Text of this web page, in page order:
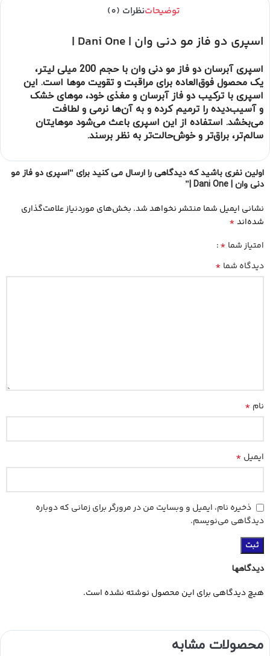
توضیحاتنظرات (0)
اسپری دو فاز مو دنی وان | Dani One |
اسپری آبرسان دو فاز مو دنی وان با حجم 200 میلی لیتر،
یک محصول فوق‌العاده برای مراقبت و تقویت موها است. این
اسپری با ترکیب دو فاز آبرسان و مغذی خود، موهای خشک
و آسیب‌دیده را ترمیم کرده و به آن‌ها نرمی و لطافت
می‌بخشد. استفاده از این اسپری باعث می‌شود موهایتان
سالم‌تر، براق‌تر و خوش‌حالت‌تر به نظر برسند.
دیدگاهها
هیچ دیدگاهی برای این محصول نوشته نشده است.
اولین نفری باشید که دیدگاهی را ارسال می کنید برای “اسپری دو فاز مو
دنی وان | Dani One |”
نشانی ایمیل شما منتشر نخواهد شد. بخش‌های موردنیاز علامت‌گذاری
شده‌اند*
امتیاز شما *
دیدگاه شما *
نام *
ایمیل *
ذخیره نام، ایمیل و وبسایت من در مرورگر برای زمانی که دوباره
دیدگاهی می‌نویسم.
محصولات مشابه